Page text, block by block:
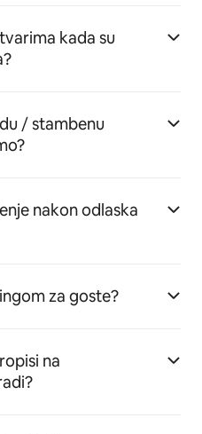
kada su
/ stambenu
nakon odlaska
za goste?
na